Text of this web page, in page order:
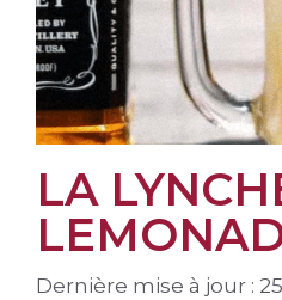
LA
Dernière mise à jour :